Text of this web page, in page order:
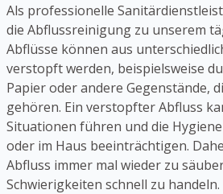
Als professionelle
die Abflussreinigung zu unserem
Abflüsse können aus
verstopft werden, beispielsweise
Papier oder andere Gegenstände,
gehören. Ein verstopfter Abfluss
Situationen führen und die
oder im Haus beeinträchtigen.
Abfluss immer mal wieder zu
Schwierigkeiten schnell zu handeln.